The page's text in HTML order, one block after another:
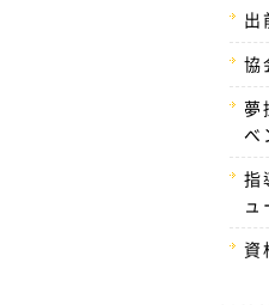
出
協
夢
ベ
指
ュ
資